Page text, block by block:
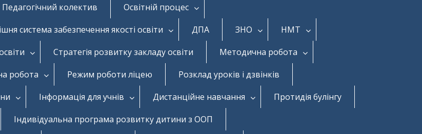
Педагогічний колектив
Освітній процес
система забезпечення якості освіти ДПА ЗНО
НМТ
Стратегія розвитку закладу освіти
Методична робота
робота Режим роботи ліцею
Розклад уроків і дзвінків
Інформація для учнів Дистанційне навчання
Протидія булінгу
Індивідуальна програма розвитку дитини з ООП